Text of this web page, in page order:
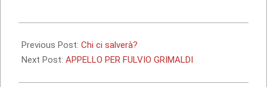
04-
17
Previous Post: Chi ci salverà?
Next Post: APPELLO PER FULVIO GRIMALDI